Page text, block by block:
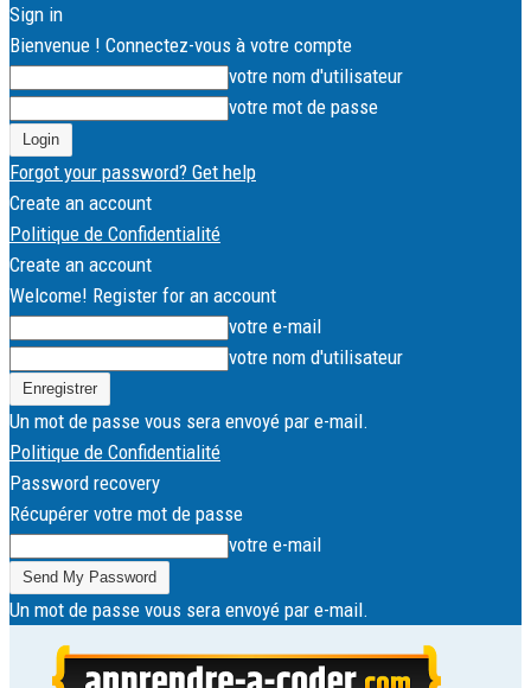
Sign in
Bienvenue ! Connectez-vous à votre compte
votre nom d'utilisateur
votre mot de passe
Forgot your password? Get help
Create an account
Politique de Confidentialité
Create an account
Welcome! Register for an account
votre e-mail
votre nom d'utilisateur
Un mot de passe vous sera envoyé par e-mail.
Politique de Confidentialité
Password recovery
Récupérer votre mot de passe
votre e-mail
Un mot de passe vous sera envoyé par e-mail.